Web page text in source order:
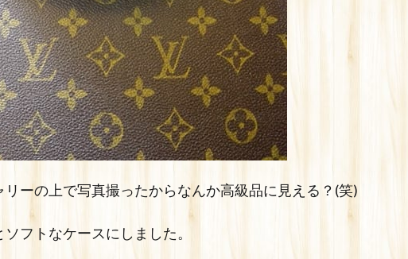
ーの上で写真撮ったからなんか高級品に見える？(笑)
フトなケースにしました。